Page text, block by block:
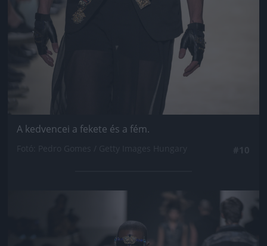
A kedvencei a fekete és a fém.
Jön még kép!